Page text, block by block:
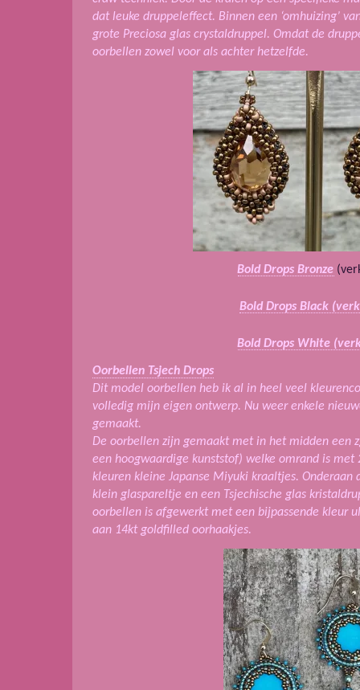
dat leuke druppeleffect. Binnen een ‘omhuizing’
grote Preciosa glas crystaldruppel. Omdat de
oorbellen zowel voor als achter hetzelfde.
Bold Drops Bronze
Bold Drops Black
Bold Drops White
Oorbellen Tsjech Drops
Dit model oorbellen heb ik al in heel veel
volledig mijn eigen ontwerp. Nu weer enkele
gemaakt.
De oorbellen zijn gemaakt met in het midden een
een hoogwaardige kunststof) welke omrand is met
kleuren kleine Japanse Miyuki kraaltjes. Onderaan
klein glaspareltje en een Tsjechische glas
oorbellen is afgewerkt met een bijpassende kleur
aan 14kt goldfilled oorhaakjes.